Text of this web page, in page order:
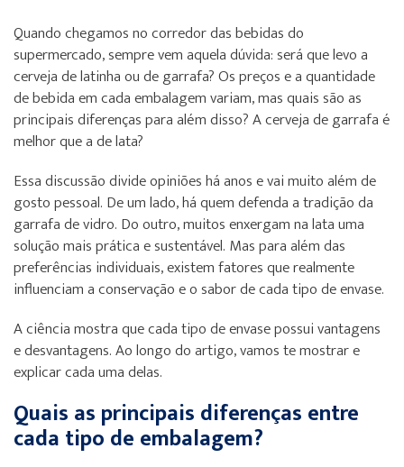
Quando chegamos no corredor das bebidas do
supermercado, sempre vem aquela dúvida: será que levo a
cerveja de latinha ou de garrafa? Os preços e a quantidade
de bebida em cada embalagem variam, mas quais são as
principais diferenças para além disso? A cerveja de garrafa é
melhor que a de lata?
Essa discussão divide opiniões há anos e vai muito além de
gosto pessoal. De um lado, há quem defenda a tradição da
garrafa de vidro. Do outro, muitos enxergam na lata uma
solução mais prática e sustentável. Mas para além das
preferências individuais, existem fatores que realmente
influenciam a conservação e o sabor de cada tipo de envase.
A ciência mostra que cada tipo de envase possui vantagens
e desvantagens. Ao longo do artigo, vamos te mostrar e
explicar cada uma delas.
Quais as principais diferenças entre
cada tipo de embalagem?